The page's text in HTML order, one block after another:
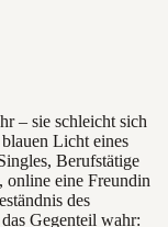
– sie schleicht sich
Licht eines
Berufstätige
online eine Freundin
des
Gegenteil wahr: